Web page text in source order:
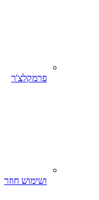
פרמקלצ'ר
ושימוש חוזר